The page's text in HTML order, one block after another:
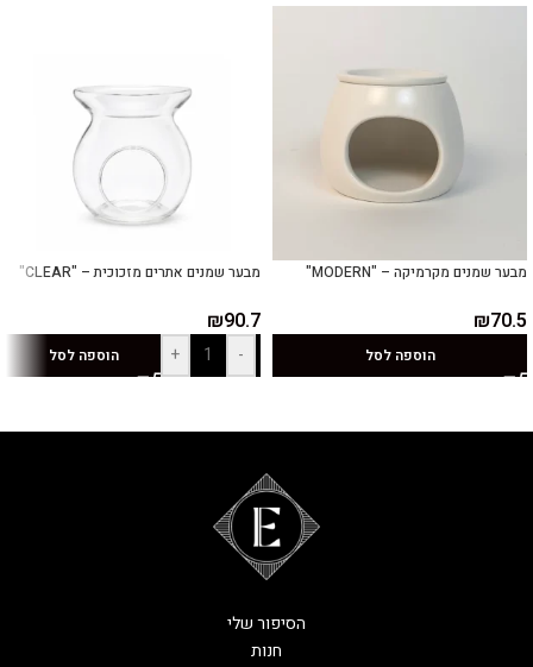
מבער שמנים מקרמיקה – "MODERN"
₪70.5
הוספה לסל
מבער שמנים אתרים מזכוכית – "CLEAR"
₪90.7
-
+ הוספה לסל
הסיפור שלי
חנות